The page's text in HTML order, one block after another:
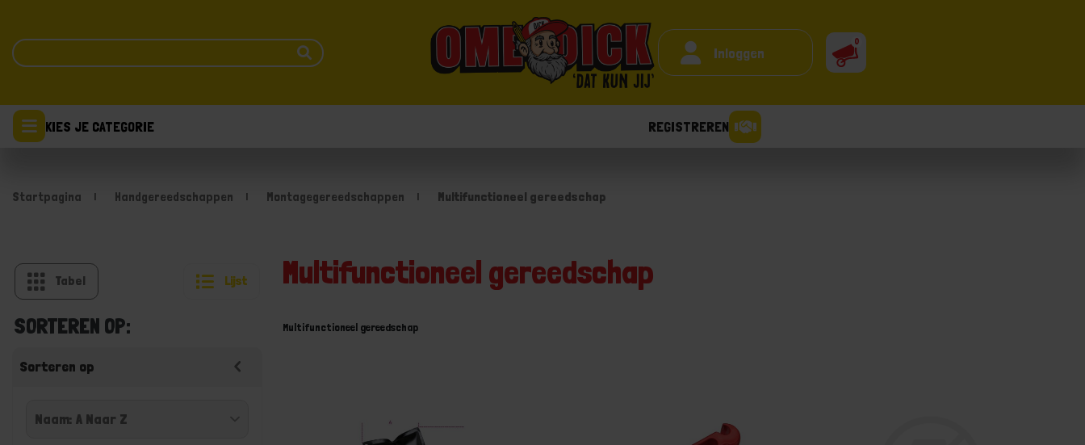
Inloggen
0
KIES JE CATEGORIE REGISTREREN
Startpagina Handgereedschappen Montagegereedschappen Multifunctioneel gereedschap
Tabel Lijst
SORTEREN OP:
Sorteren op
Multifunctioneel gereedschap
Multifunctioneel gereedschap